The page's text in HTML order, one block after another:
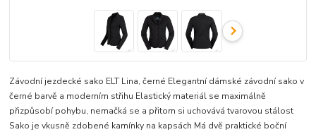
Závodní jezdecké sako ELT Lina, černé Elegantní dámské závodní sako v
černé barvě a moderním střihu Elastický materiál se maximálně
přizpůsobí pohybu, nemačká se a přitom si uchovává tvarovou stálost
Sako je vkusně zdobené kamínky na kapsách Má dvě praktické boční